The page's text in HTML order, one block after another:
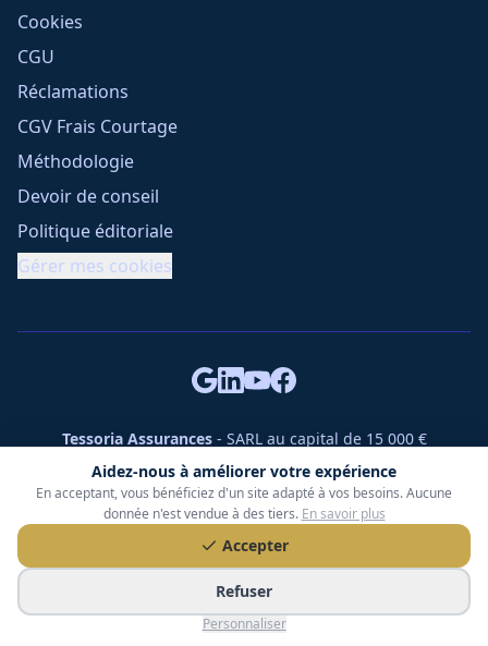
Aidez-nous à améliorer votre expérience
En acceptant, vous bénéficiez d'un site adapté à vos besoins. Aucune
donnée n'est vendue à des tiers. En savoir plus
Accepter
Refuser
Personnaliser
Cookies
CGU
Réclamations
CGV Frais Courtage
Méthodologie
Devoir de conseil
Politique éditoriale
Gérer mes cookies
Tessoria Assurances- SARL au capital de 15 000 €
ORIAS n° 25007309 - RCS 990 206 179 - Membre du réseau
360 Courtage
RC Pro : Klarity - Contrat n° CCOUK000785
49 chemin des Gardettes Sine, 06570 Saint-Paul-de-Vence
© Tessoria Assurances. Tous droits réservés.